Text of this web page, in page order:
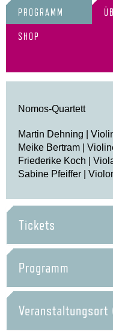
PROGRAMM
SHOP
Nomos-Quartett
Martin Dehning |
Meike Bertram |
Friederike Koch |
Sabine Pfeiffer |
Tickets
Programm
Veranstaltungsort